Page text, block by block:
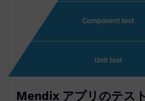
Mendix アプリのテス